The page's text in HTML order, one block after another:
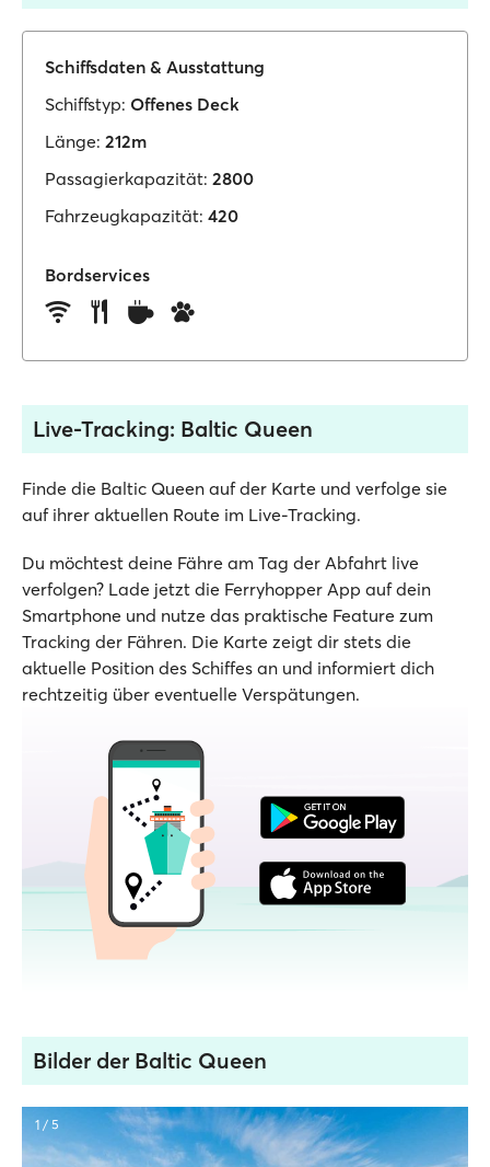
Schiffsdaten & Ausstattung
Schiffstyp: Offenes Deck
Länge: 212m
Passagierkapazität: 2800
Fahrzeugkapazität: 420
Bordservices
Live-Tracking: Baltic Queen
Finde die Baltic Queen auf der Karte und verfolge sie
auf ihrer aktuellen Route im Live-Tracking.
Du möchtest deine Fähre am Tag der Abfahrt live
verfolgen? Lade jetzt die Ferryhopper App auf dein
Smartphone und nutze das praktische Feature zum
Tracking der Fähren. Die Karte zeigt dir stets die
aktuelle Position des Schiffes an und informiert dich
rechtzeitig über eventuelle Verspätungen.
Bilder der Baltic Queen
1 / 5